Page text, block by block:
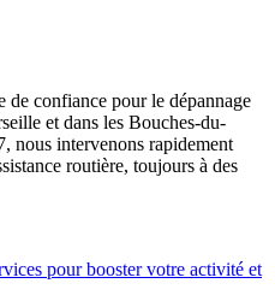
de confiance pour le dépannage
et dans les Bouches-du-
nous intervenons rapidement
routière, toujours à des
pour booster votre activité et